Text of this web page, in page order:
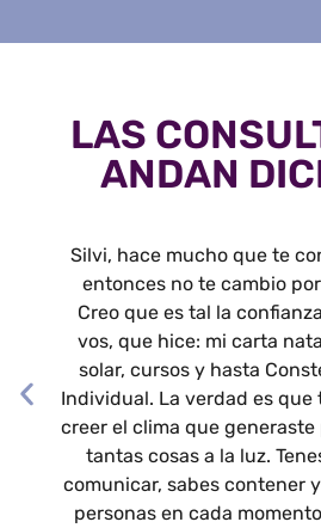
LAS
ANDAN
Silvi, hace mucho que te
entonces no te cambio
Creo que es tal la
vos, que hice: mi carta
solar, cursos y hasta
Individual. La verdad es
creer el clima que generaste
tantas cosas a la luz.
comunicar, sabes contener
personas en cada